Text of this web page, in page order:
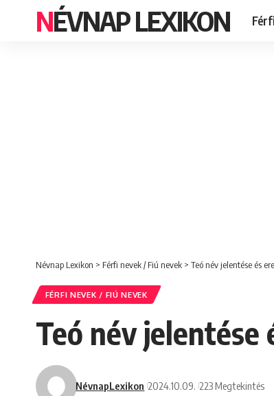
NÉVNAP LEXIKON
Névnap Lexikon > Férfi nevek / Fiú nevek > Teó név jelentése és
FÉRFI NEVEK / FIÚ NEVEK
Teó név jelentése
NévnapLexikon 2024.10.09. 223 Megtekintés